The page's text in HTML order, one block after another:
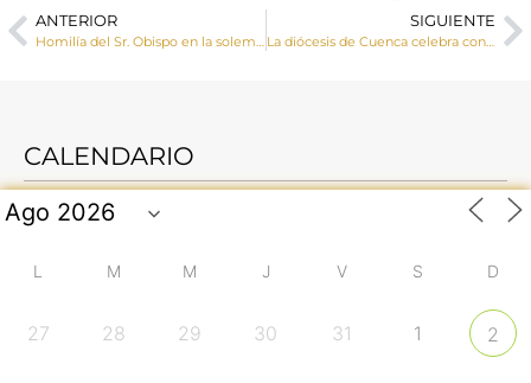
ANTERIOR
Homilía del Sr. Obispo en la solemnidad de la Epifanía del Señor
SIGUIENTE
La diócesis de Cuenca celebra con alegría la ordenación sacerdotal de Pablo Pérez Ballesteros
CALENDARIO
L M M J V S D
27 28 29 30 31 1 2